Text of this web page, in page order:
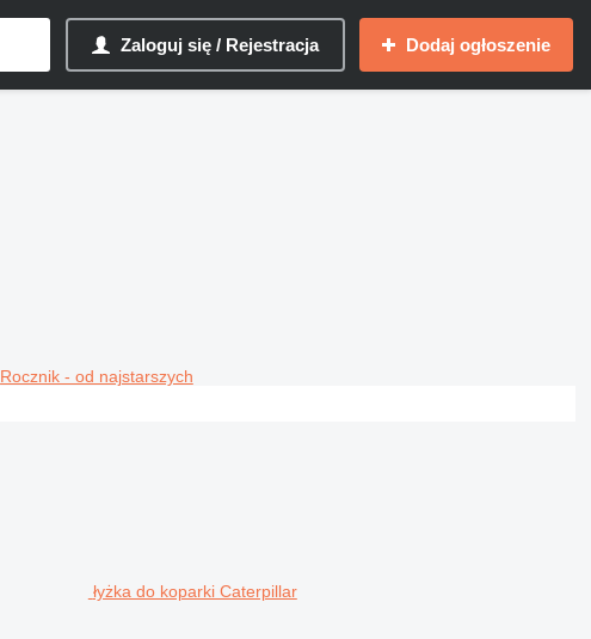
Zaloguj się / Rejestracja Dodaj ogłoszenie
Rocznik - od najstarszych
łyżka do koparki Caterpillar